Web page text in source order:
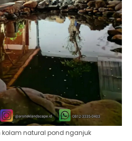
natural pond nganjuk